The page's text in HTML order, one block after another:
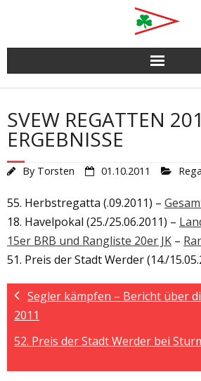
content
SVEW REGATTEN
ERGEBNISSE
By Torsten 01.10.2011
55. Herbstregatta (.09.2011) –
18. Havelpokal (25./25.06.2011) –
15er BRB und Rangliste 20er JK –
51. Preis der Stadt Werder (14./
Segler kämpfen – Bericht über
2011
52. Preis der Stadt Werder bei